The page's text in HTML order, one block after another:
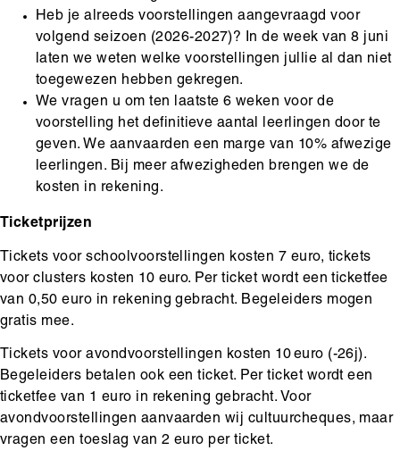
Heb je alreeds voorstellingen aangevraagd voor
volgend seizoen (2026-2027)? In de week van 8 juni
laten we weten welke voorstellingen jullie al dan niet
toegewezen hebben gekregen.
We vragen u om ten laatste 6 weken voor de
voorstelling het definitieve aantal leerlingen door te
geven. We aanvaarden een marge van 10% afwezige
leerlingen. Bij meer afwezigheden brengen we de
kosten in rekening.
Ticketprijzen
Tickets voor schoolvoorstellingen kosten 7 euro, tickets
voor clusters kosten 10 euro. Per ticket wordt een ticketfee
van 0,50 euro in rekening gebracht. Begeleiders mogen
gratis mee.
Tickets voor avondvoorstellingen kosten 10 euro (-26j).
Begeleiders betalen ook een ticket. Per ticket wordt een
ticketfee van 1 euro in rekening gebracht. Voor
avondvoorstellingen aanvaarden wij cultuurcheques, maar
vragen een toeslag van 2 euro per ticket.